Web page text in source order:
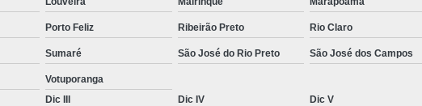
Roupas Masculinas
Roupas Masculinas
Roupas Masculinas Estilosas
Roupas Masculinas no Atacado
Roupas Masculinas Plus Size
Porto Feliz Ribeirão Preto Rio Claro
Sumaré São José do Rio Preto São José dos Campos
Votuporanga
Dic III Dic IV Dic V